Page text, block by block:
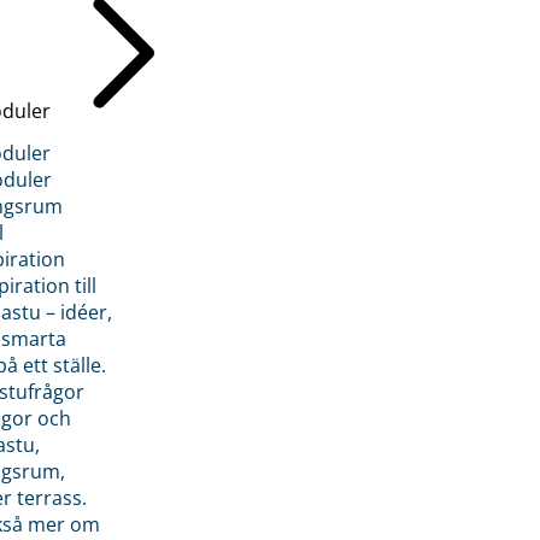
till
– idéer,
ett ställe.
och
terrass.
mer om